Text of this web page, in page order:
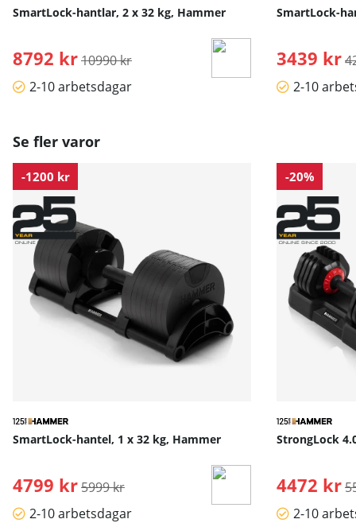
Du kan söka på språk Engelska och Tyska i
SmartLock-hantlar, 2 x 32 kg, Hammer
8792 kr Ordinarie pris:
10990 kr
2-10 arbetsdagar
SmartLock-
3439 kr
2-10
Se fler varor
-1200 kr
SmartLock-hantel, 1 x 32 kg, Hammer
4799 kr Ordinarie pris:
5999 kr
2-10 arbetsdagar
-20%
StrongLock
4472 kr
2-10